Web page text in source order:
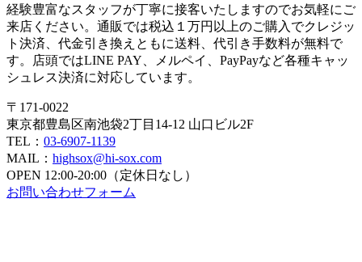
経験豊富なスタッフが丁寧に接客いたしますのでお気軽にご
来店ください。通販では税込１万円以上のご購入でクレジッ
ト決済、代金引き換えともに送料、代引き手数料が無料で
す。店頭ではLINE PAY、メルペイ、PayPayなど各種キャッ
シュレス決済に対応しています。
〒171-0022
東京都豊島区南池袋2丁目14-12 山口ビル2F
TEL： 03-6907-1139
MAIL： highsox@hi-sox.com
OPEN 12:00-20:00（定休日なし）
お問い合わせフォーム